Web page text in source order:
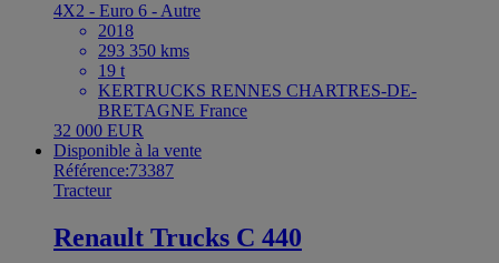
4X2 - Euro 6 - Autre
2018
293 350 kms
19 t
KERTRUCKS RENNES CHARTRES-DE-
BRETAGNE France
32 000 EUR
Disponible à la vente
Référence:73387
Tracteur
Renault Trucks C 440